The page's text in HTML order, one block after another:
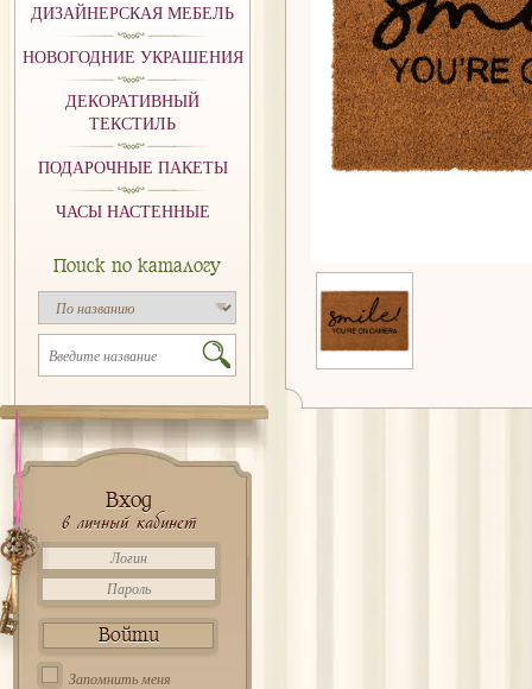
ДИЗАЙНЕРСКАЯ МЕБЕЛЬ
НОВОГОДНИЕ УКРАШЕНИЯ
ДЕКОРАТИВНЫЙ
ТЕКСТИЛЬ
ПОДАРОЧНЫЕ ПАКЕТЫ
ЧАСЫ НАСТЕННЫЕ
Поиск по каталогу
Вход
в личный кабинет
Запомнить меня